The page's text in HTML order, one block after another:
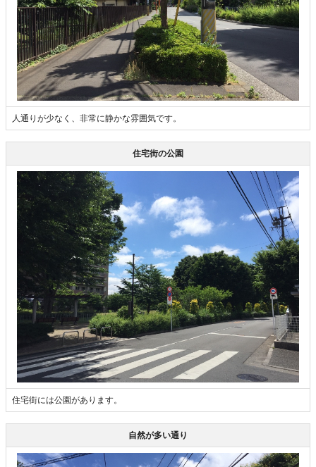
人通りが少なく、非常に静かな雰囲気です。
住宅街の公園
住宅街には公園があります。
自然が多い通り